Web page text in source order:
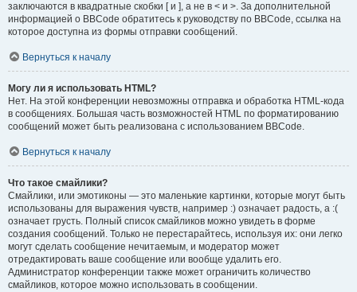
заключаются в квадратные скобки [ и ], а не в < и >. За дополнительной
информацией о BBCode обратитесь к руководству по BBCode, ссылка на
которое доступна из формы отправки сообщений.
Вернуться к началу
Могу ли я использовать HTML?
Нет. На этой конференции невозможны отправка и обработка HTML-кода
в сообщениях. Большая часть возможностей HTML по форматированию
сообщений может быть реализована с использованием BBCode.
Вернуться к началу
Что такое смайлики?
Смайлики, или эмотиконы — это маленькие картинки, которые могут быть
использованы для выражения чувств, например :) означает радость, а :(
означает грусть. Полный список смайликов можно увидеть в форме
создания сообщений. Только не перестарайтесь, используя их: они легко
могут сделать сообщение нечитаемым, и модератор может
отредактировать ваше сообщение или вообще удалить его.
Администратор конференции также может ограничить количество
смайликов, которое можно использовать в сообщении.